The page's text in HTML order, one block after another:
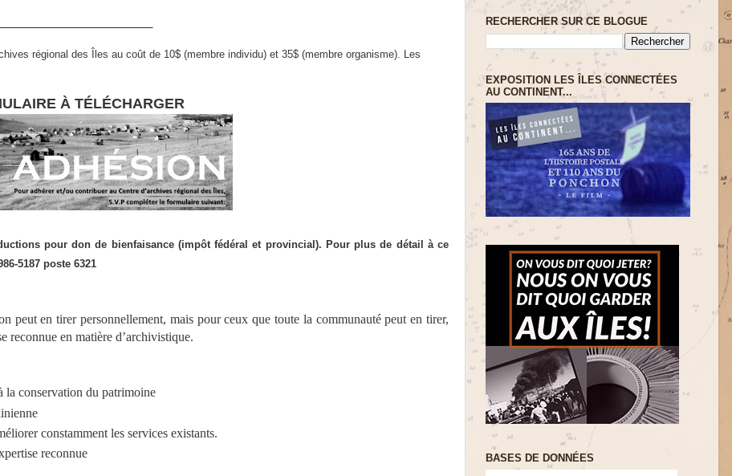
régional des Îles au coût de 10$ (membre individu) et 35$ (membre organisme). Les
À TÉLÉCHARGER
pour don de bienfaisance (impôt fédéral et provincial). Pour plus de détail à ce
5187 poste 6321
peut en tirer personnellement, mais pour ceux que toute la communauté peut en tirer,
reconnue en matière d’archivistique.
la conservation du patrimoine
constamment les services existants.
reconnue
RECHERCHER SUR CE BLOGUE
EXPOSITION LES ÎLES CONNECTÉES
AU CONTINENT...
BASES DE DONNÉES